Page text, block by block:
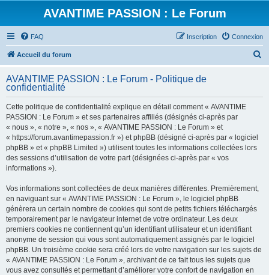
AVANTIME PASSION : Le Forum
FAQ Connexion
Inscription
Accueil du forum
h
AVANTIME PASSION : Le Forum - Politique de
confidentialité
Cette politique de confidentialité explique en détail comment « AVANTIME
PASSION : Le Forum » et ses partenaires affiliés (désignés ci-après par
« nous », « notre », « nos », « AVANTIME PASSION : Le Forum » et
« https://forum.avantimepassion.fr ») et phpBB (désigné ci-après par « logiciel
phpBB » et « phpBB Limited ») utilisent toutes les informations collectées lors
des sessions d’utilisation de votre part (désignées ci-après par « vos
informations »).
Vos informations sont collectées de deux manières différentes. Premièrement,
en naviguant sur « AVANTIME PASSION : Le Forum », le logiciel phpBB
génèrera un certain nombre de cookies qui sont de petits fichiers téléchargés
temporairement par le navigateur internet de votre ordinateur. Les deux
premiers cookies ne contiennent qu’un identifiant utilisateur et un identifiant
anonyme de session qui vous sont automatiquement assignés par le logiciel
phpBB. Un troisième cookie sera créé lors de votre navigation sur les sujets de
« AVANTIME PASSION : Le Forum », archivant de ce fait tous les sujets que
vous avez consultés et permettant d’améliorer votre confort de navigation en